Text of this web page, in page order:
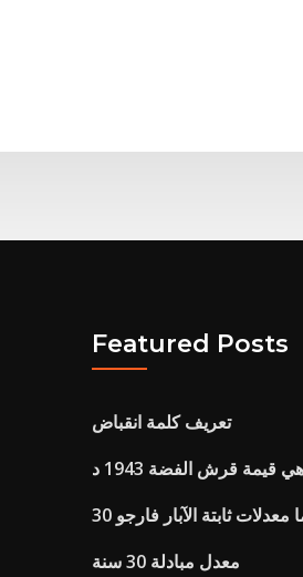
Featured Posts
تعريف كلمة انقباض
قيمة قرش الفضة 1943 د
معدلات ثابتة الآبار فارجو
معدل مبادلة 30 سنة